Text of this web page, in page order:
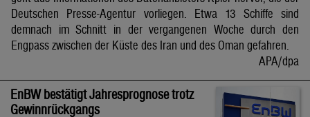
Deutschen Presse-Agentur vorliegen. Etwa 13 Schiffe sind
demnach im Schnitt in der vergangenen Woche durch den
Engpass zwischen der Küste des Iran und des Oman gefahren.
APA/dpa
EnBW bestätigt Jahresprognose trotz
Gewinnrückgangs